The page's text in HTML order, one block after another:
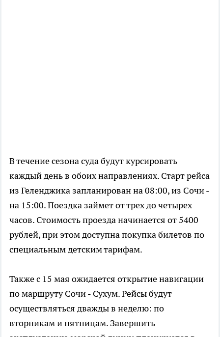
В течение сезона суда будут курсировать
каждый день в обоих направлениях. Старт рейса
из Геленджика запланирован на 08:00, из Сочи -
на 15:00. Поездка займет от трех до четырех
часов. Стоимость проезда начинается от 5400
рублей, при этом доступна покупка билетов по
специальным детским тарифам.
Также с 15 мая ожидается открытие навигации
по маршруту Сочи - Сухум. Рейсы будут
осуществляться дважды в неделю: по
вторникам и пятницам. Завершить